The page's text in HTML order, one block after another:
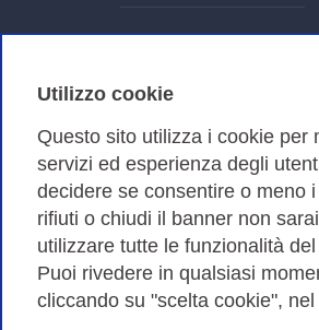
Utilizzo cookie
Questo sito utilizza i cookie per
servizi ed esperienza degli
decidere se consentire o meno
rifiuti o chiudi il banner non
utilizzare tutte le funzionalità
Puoi rivedere in qualsiasi
cliccando su "scelta cookie",
Cookies Policy
Amministrazione
Bandi di Gara
Consortium GARR - Via dei Tizii, 6 -